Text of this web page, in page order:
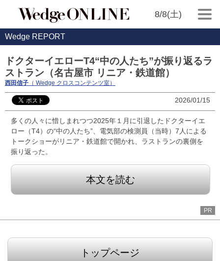
8/8(土)
Wedge REPORT
ドクターイエローT4“中の人たち”が振り返るラ
ストラン（名古屋市 リニア・鉄道館）
西田信子 （ Wedge クロスコンテンツ室）
2026/01/15
多くの人々に惜しまれつつ2025年１月に引退したドクターイエ
ロー（T4）の“中の人たち”、電気部の検測員（当時）7人による
トークショーがリニア・鉄道館で開かれ、ラストランの裏側を
振り返った。
本文を読む
PR
トップページ